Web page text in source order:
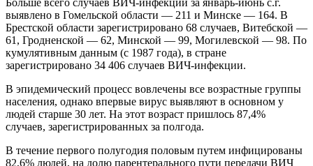
выявлено в Гомельской области — 211 и Минске — 164. В
Брестской области зарегистрировано 68 случаев, Витебской —
61, Гродненской — 62, Минской — 99, Могилевской — 98. По
кумулятивным данным (с 1987 года), в стране
зарегистрировано 34 406 случаев ВИЧ-инфекции.
В эпидемический процесс вовлечены все возрастные группы
населения, однако впервые вирус выявляют в основном у
людей старше 30 лет. На этот возраст пришлось 87,4%
случаев, зарегистрированных за полгода.
В течение первого полугодия половым путем инфицированы
82,6% людей, на долю парентерального пути передачи ВИЧ